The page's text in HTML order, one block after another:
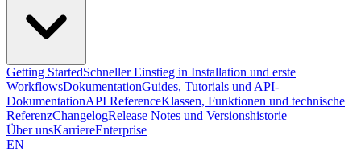
Getting StartedSchneller Einstieg in Installation und erste
WorkflowsDokumentationGuides, Tutorials und API-
DokumentationAPI ReferenceKlassen, Funktionen und technische
ReferenzChangelogRelease Notes und Versionshistorie
Über unsKarriereEnterprise
EN